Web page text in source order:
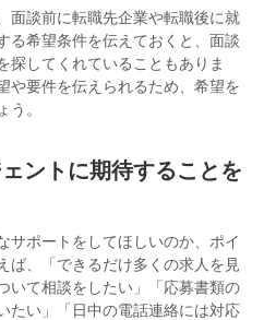
面談前に転職先企業や転職後に就
る希望条件を伝えておくと、面談
探してくれていることもありま
や要件を伝えられるため、希望を
う。
ントに期待することを
サポートをしてほしいのか、ポイ
ば、「できるだけ多くの求人を見
いて相談をしたい」「応募書類の
たい」「日中の電話連絡には対応